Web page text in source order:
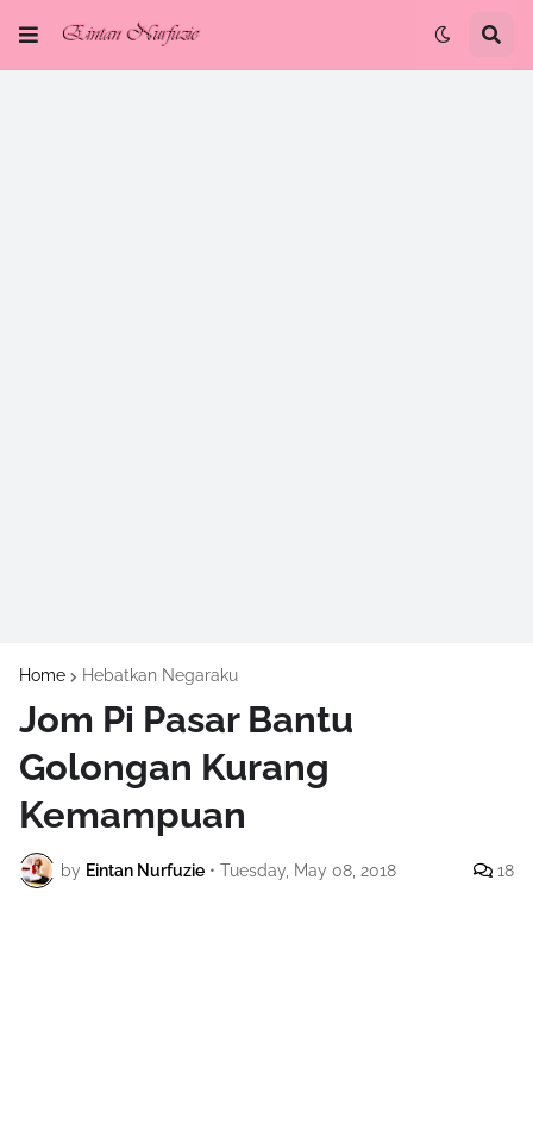
Home Hebatkan Negaraku
Jom Pi Pasar Bantu
Golongan Kurang
Kemampuan
by Eintan Nurfuzie • Tuesday, May 08, 2018 18